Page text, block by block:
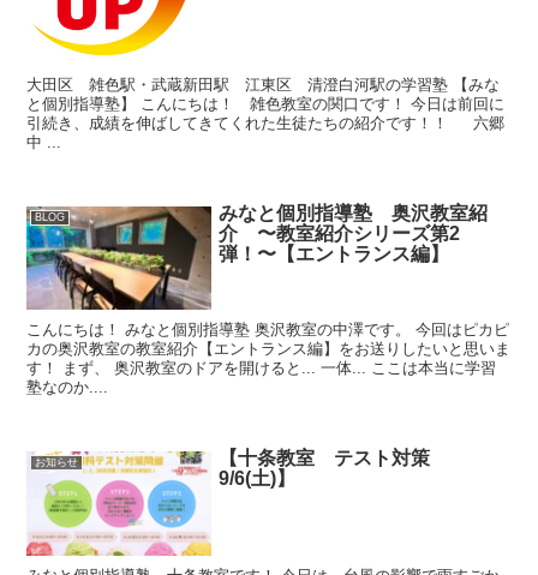
大田区 雑色駅・武蔵新田駅 江東区 清澄白河駅の学習塾 【みな
と個別指導塾】 こんにちは！ 雑色教室の関口です！ 今日は前回に
引続き、成績を伸ばしてきてくれた生徒たちの紹介です！！ 六郷
中 ...
BLOG
みなと個別指導塾 奥沢教室紹
介 〜教室紹介シリーズ第2
弾！〜【エントランス編】
こんにちは！ みなと個別指導塾 奥沢教室の中澤です。 今回はピカピ
カの奥沢教室の教室紹介【エントランス編】をお送りしたいと思いま
す！ まず、 奥沢教室のドアを開けると... 一体... ここは本当に学習
塾なのか....
お知らせ
【十条教室 テスト対策
9/6(土)】